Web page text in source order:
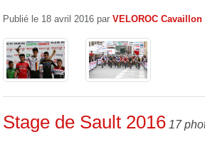
Publié le 18 avril 2016 par VELOROC Cavaillon
Stage de Sault 2016 17